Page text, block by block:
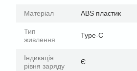
Матеріал ABS пластик
Тип
живлення
Type-C
Індикація
рівня заряду
Є